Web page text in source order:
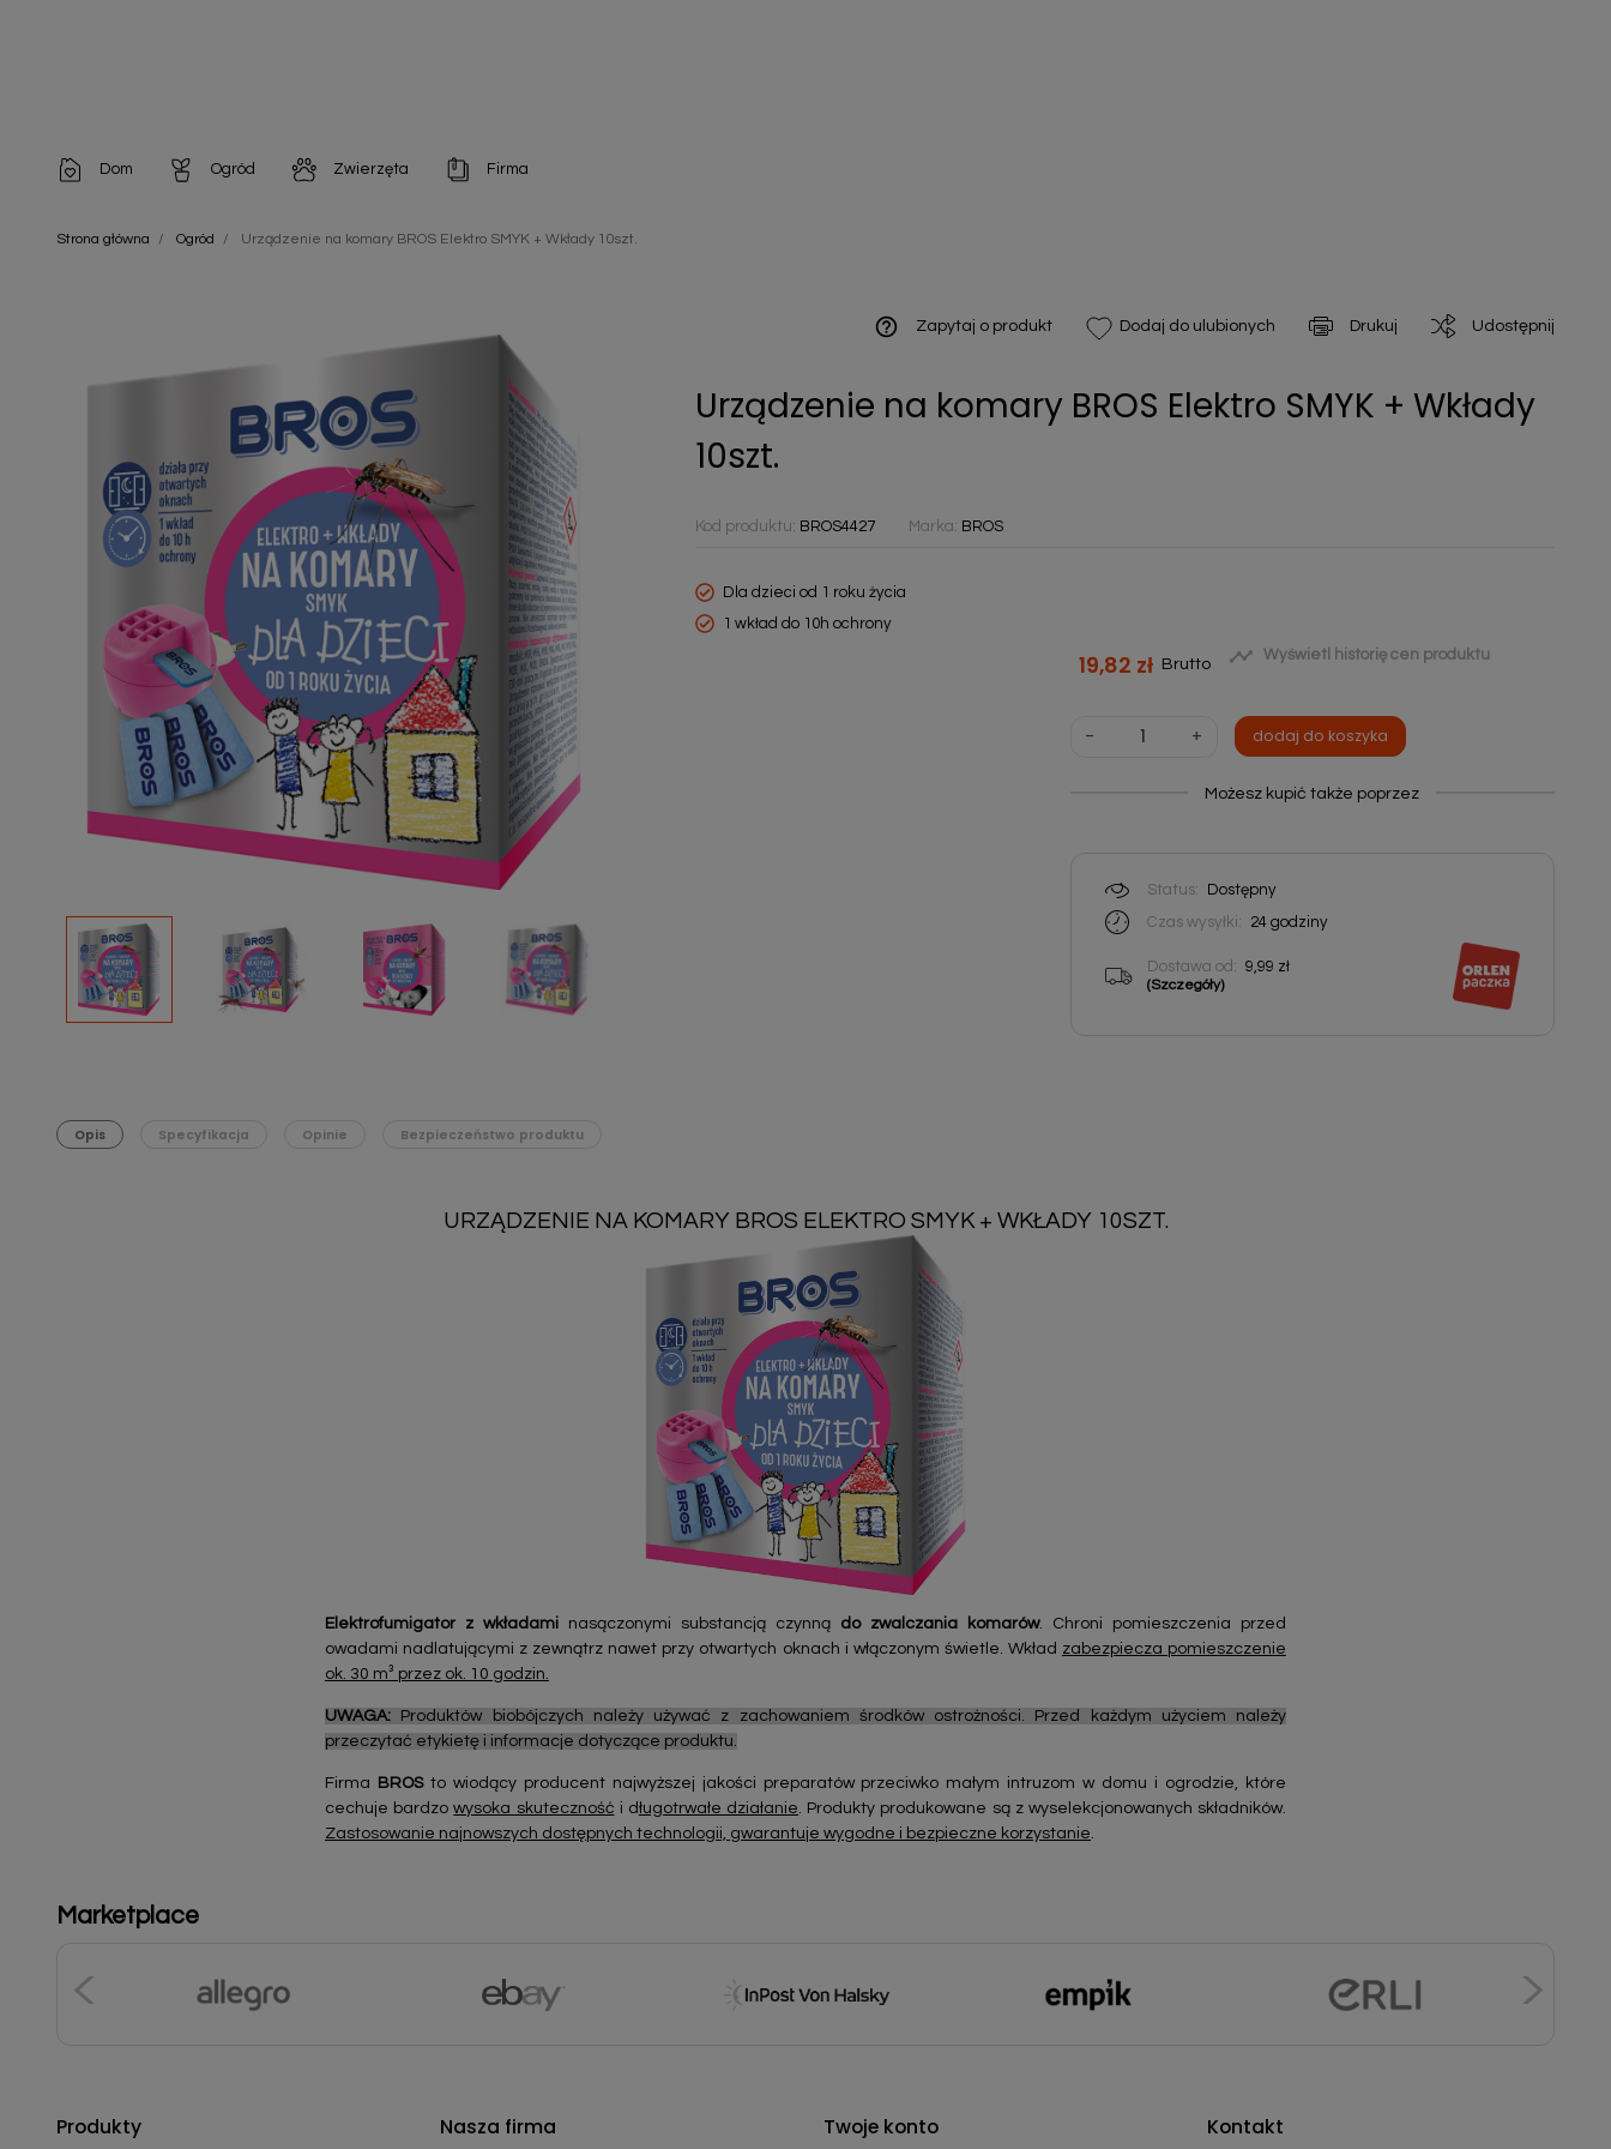
Dom
Artykuły dekoracyjne
Chemia gospodarcza
Zobacz wszystkie
Ogród
Chemia do architektury ogrodowej
Nawozy i preparaty
Narzędzia ogrodnicze
Nasiona
Podłoża
Środki ochrony roślin
Środki ochrony roślin dla profesjonalistów
Zobacz wszystkie
Zwierzęta
Szampony i odżywki
Chusteczki nawilżane
Zobacz wszystkie
Firma
Artykuły Higieniczne
Zobacz wszystkie
Strona główna Ogród Urządzenie na komary BROS Elektro SMYK + Wkłady 10szt.
help_outline Zapytaj o produkt Dodaj do ulubionych Drukuj Udostępnij
Urządzenie na komary BROS Elektro SMYK + Wkłady
10szt.
Kod produktu: BROS4427 Marka: BROS
Dla dzieci od 1 roku życia
1 wkład do 10h ochrony
19,82 zł Brutto  Wyświetl historię cen produktu
- + dodaj do koszyka
Możesz kupić także poprzez
Status:
Dostępny
Czas wysyłki:
24 godziny
Dostawa od: 9,99 zł
(Szczegóły)
Opis Specyfikacja Opinie Bezpieczeństwo produktu
URZĄDZENIE NA KOMARY BROS ELEKTRO SMYK + WKŁADY 10SZT.
Elektrofumigator z wkładami nasączonymi substancją czynną do zwalczania komarów. Chroni pomieszczenia przed
owadami nadlatującymi z zewnątrz nawet przy otwartych oknach i włączonym świetle. Wkład zabezpiecza pomieszczenie
ok. 30 m³ przez ok. 10 godzin.
UWAGA: Produktów biobójczych należy używać z zachowaniem środków ostrożności. Przed każdym użyciem należy
przeczytać etykietę i informacje dotyczące produktu.
Firma BROSto wiodący producent najwyższej jakości preparatów przeciwko małym intruzom w domu i ogrodzie, które
cechuje bardzowysoka skuteczność i długotrwałe działanie. Produkty produkowane są z wyselekcjonowanych składników.
Zastosowanie najnowszych dostępnych technologii, gwarantuje wygodne i bezpieczne korzystanie.
Marketplace
Produkty Nasza firma Twoje konto Kontakt